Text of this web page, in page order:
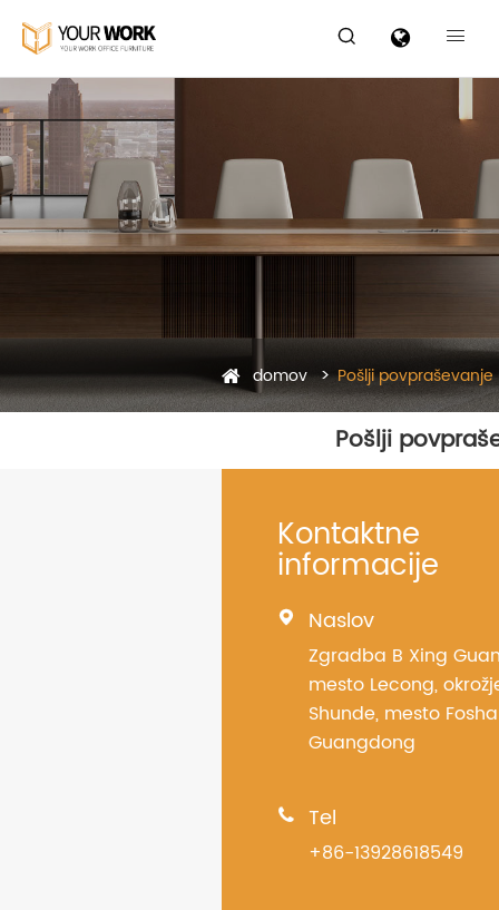
 
domov Pošlji povpraševanje
Pošlji
Kontaktne
informacije
 Naslov
Zgradba B Xing
mesto Lecong,
Shunde, mesto
Guangdong
 Tel
+86-13928618549